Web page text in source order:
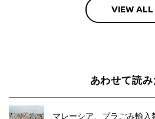
VIEW ALL
あわせて読
マレーシア、プラごみ輸